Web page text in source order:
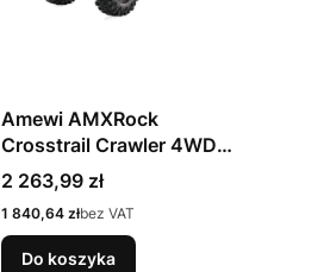
Amewi AMXRock
Crosstrail Crawler 4WD
1:10 ARTR rot-metallic
Cena
2 263,99 zł
Cena
1 840,64 złbez VAT
Do koszyka